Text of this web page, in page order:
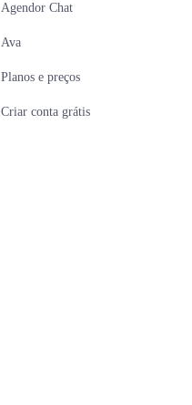
Agendor Chat
Ava
Planos e preços
Criar conta grátis